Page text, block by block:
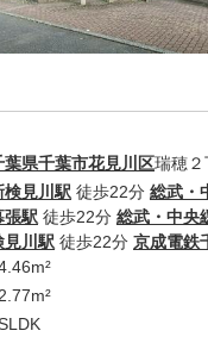
葉県千葉市花見川区瑞穂２
検見川駅 徒歩22分 総武・
張駅 徒歩22分 総武・中央
見川駅 徒歩22分 京成電鉄